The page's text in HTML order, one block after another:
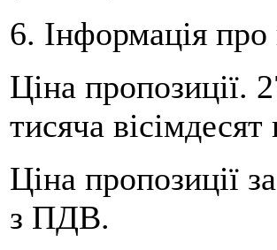
6. Інформація про
Ціна пропозиції.
тисяча
Ціна пропозиції
з ПДВ.